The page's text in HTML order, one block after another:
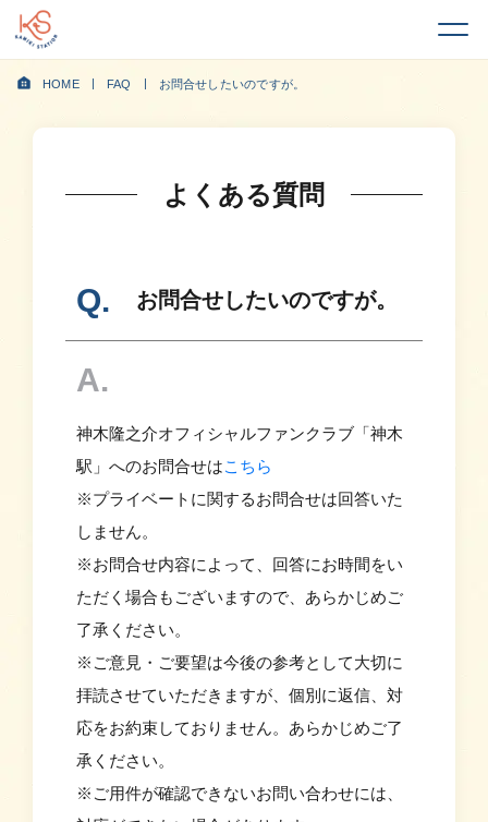
HOME FAQ お問合せしたいのですが。
よくある質問
お問合せしたいのですが。
神木隆之介オフィシャルファンクラブ「神木
駅」へのお問合せはこちら
※プライベートに関するお問合せは回答いた
しません。
※お問合せ内容によって、回答にお時間をい
ただく場合もございますので、あらかじめご
了承ください。
※ご意見・ご要望は今後の参考として大切に
拝読させていただきますが、個別に返信、対
応をお約束しておりません。あらかじめご了
承ください。
※ご用件が確認できないお問い合わせには、